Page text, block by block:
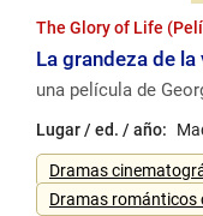
The Glory of Life
La grandeza de la
una película de
Lugar / ed. / año:
Género
Dramas
Dramas